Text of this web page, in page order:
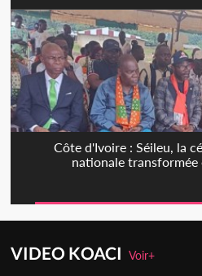
Côte d'Ivoire : Séileu, la
nationale transformée
VIDEO KOACIVoir+